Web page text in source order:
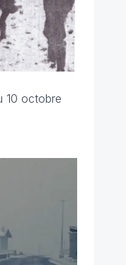
10 octobre